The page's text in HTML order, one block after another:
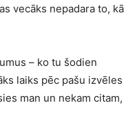
vecāks nepadara to, kā
– ko tu šodien
laiks pēc pašu izvēles
man un nekam citam,